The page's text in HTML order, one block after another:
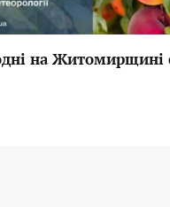
на Житомирщині